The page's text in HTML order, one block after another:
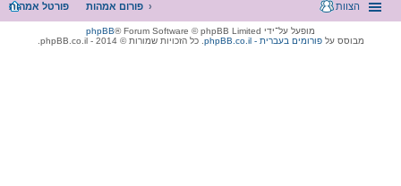
פורטל אמהות פורום אמהות הצוות
מופעל על־ידי phpBB® Forum Software © phpBB Limited
מבוסס עלphpBB.co.il - פורומים בעברית . כל הזכויות שמורות © 2014 - phpBB.co.il.